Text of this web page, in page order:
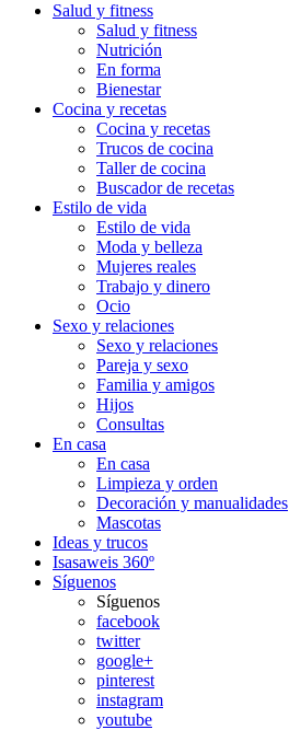
Salud y fitness
Salud y fitness
Nutrición
En forma
Bienestar
Cocina y recetas
Cocina y recetas
Trucos de cocina
Taller de cocina
Buscador de recetas
Estilo de vida
Estilo de vida
Moda y belleza
Mujeres reales
Trabajo y dinero
Ocio
Sexo y relaciones
Sexo y relaciones
Pareja y sexo
Familia y amigos
Hijos
Consultas
En casa
En casa
Limpieza y orden
Decoración y manualidades
Mascotas
Ideas y trucos
Isasaweis 360º
Síguenos
Síguenos
facebook
twitter
google+
pinterest
instagram
youtube